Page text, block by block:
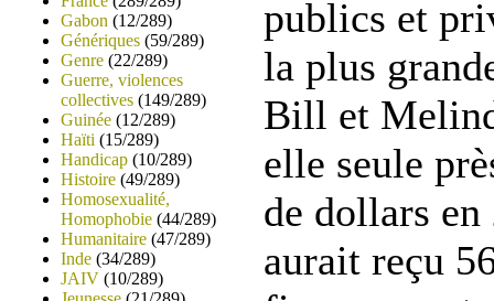
Gabon (12/289)
Génériques (59/289)
Genre (22/289)
Guerre, violences
collectives (149/289)
Guinée (12/289)
Haïti (15/289)
Handicap (10/289)
Histoire (49/289)
Homosexualité,
Homophobie (44/289)
Humanitaire (47/289)
Inde (34/289)
JAIV (10/289)
publics et
la plus
Bill et
elle seule
de dollars
aurait reçu